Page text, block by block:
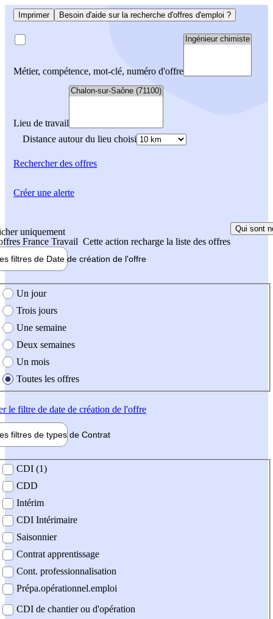
Imprimer Besoin d'aide sur la recherche d'offres d'emploi ?
Métier, compétence, mot-clé, numéro d'offre
Lieu de travail
Distance autour du lieu choisi
Rechercherdes offres
uniquement
France Travail Cette action recharge la liste des offres
Qui sont
filtres de Date de création de l'offre
création de l'offre
Un jour
Trois jours
Une semaine
Deux semaines
Un mois
Toutes les offres
le filtre de date de création de l'offre
filtres de types de Contrat
contrat
CDI (1)
CDD
Intérim
CDI Intérimaire
Saisonnier
Contrat apprentissage
Cont. professionnalisation
Prépa.opérationnel.emploi
CDI de chantier ou d'opération
Créer une alerte